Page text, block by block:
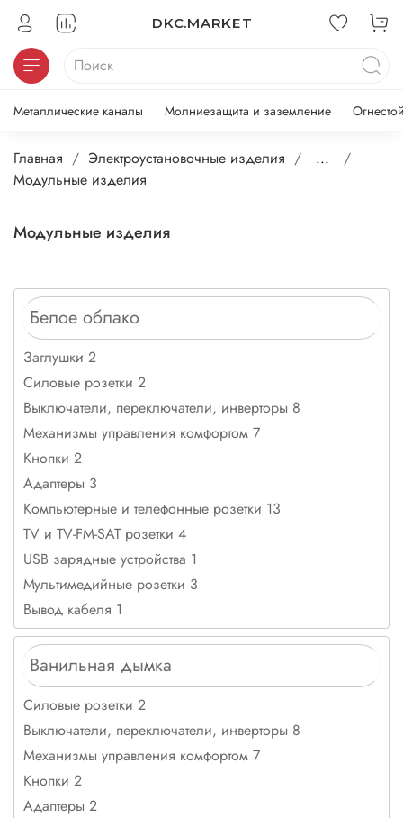
DKC.MARKET
Металлические каналы Молниезащита и заземление
Главная Электроустановочные изделия
...
Модульные изделия
Модульные изделия
Белое облако
Заглушки 2
Силовые розетки 2
Выключатели, переключатели, инверторы 8
Механизмы управления комфортом 7
Кнопки 2
Адаптеры 3
Компьютерные и телефонные розетки 13
TV и TV-FM-SAT розетки 4
USB зарядные устройства 1
Мультимедийные розетки 3
Вывод кабеля 1
Ванильная дымка
Силовые розетки 2
Выключатели, переключатели, инверторы 8
Механизмы управления комфортом 7
Кнопки 2
Адаптеры 2